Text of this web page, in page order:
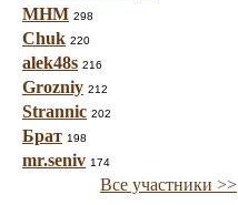
МНМ 298
Chuk 220
alek48s 216
Grozniy 212
Strannic 202
Брат 198
mr.seniv 174
Все участники >>